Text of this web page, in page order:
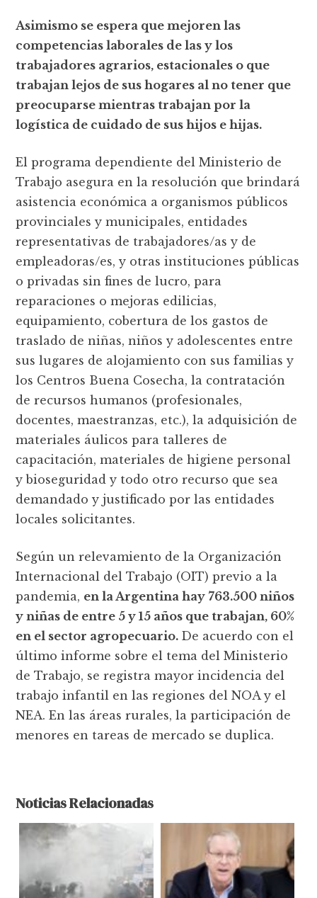
Asimismo se espera que mejoren las
competencias laborales de las y los
trabajadores agrarios, estacionales o que
trabajan lejos de sus hogares al no tener que
preocuparse mientras trabajan por la
logística de cuidado de sus hijos e hijas.
El programa dependiente del Ministerio de
Trabajo asegura en la resolución que brindará
asistencia económica a organismos públicos
provinciales y municipales, entidades
representativas de trabajadores/as y de
empleadoras/es, y otras instituciones públicas
o privadas sin fines de lucro, para
reparaciones o mejoras edilicias,
equipamiento, cobertura de los gastos de
traslado de niñas, niños y adolescentes entre
sus lugares de alojamiento con sus familias y
los Centros Buena Cosecha, la contratación
de recursos humanos (profesionales,
docentes, maestranzas, etc.), la adquisición de
materiales áulicos para talleres de
capacitación, materiales de higiene personal
y bioseguridad y todo otro recurso que sea
demandado y justificado por las entidades
locales solicitantes.
Según un relevamiento de la Organización
Internacional del Trabajo (OIT) previo a la
pandemia, en la Argentina hay 763.500 niños
y niñas de entre 5 y 15 años que trabajan, 60%
en el sector agropecuario. De acuerdo con el
último informe sobre el tema del Ministerio
de Trabajo, se registra mayor incidencia del
trabajo infantil en las regiones del NOA y el
NEA. En las áreas rurales, la participación de
menores en tareas de mercado se duplica.
Noticias Relacionadas